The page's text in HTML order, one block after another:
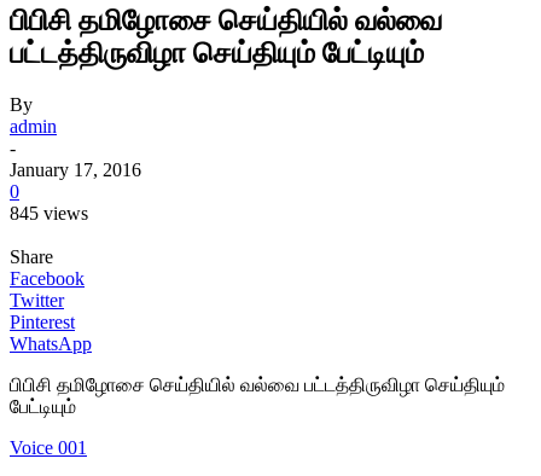
பிபிசி தமிழோசை செய்தியில் வல்வை
பட்டத்திருவிழா செய்தியும் பேட்டியும்
By
admin
-
January 17, 2016
0
845 views
Share
Facebook
Twitter
Pinterest
WhatsApp
பிபிசி தமிழோசை செய்தியில் வல்வை பட்டத்திருவிழா செய்தியும்
பேட்டியும்
Voice 001